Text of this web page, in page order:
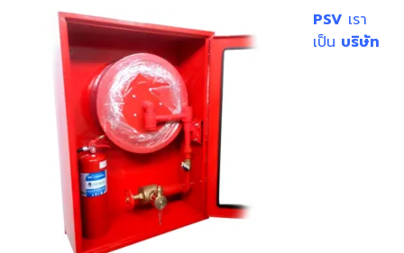
PSV เรา
เป็น บริษัท